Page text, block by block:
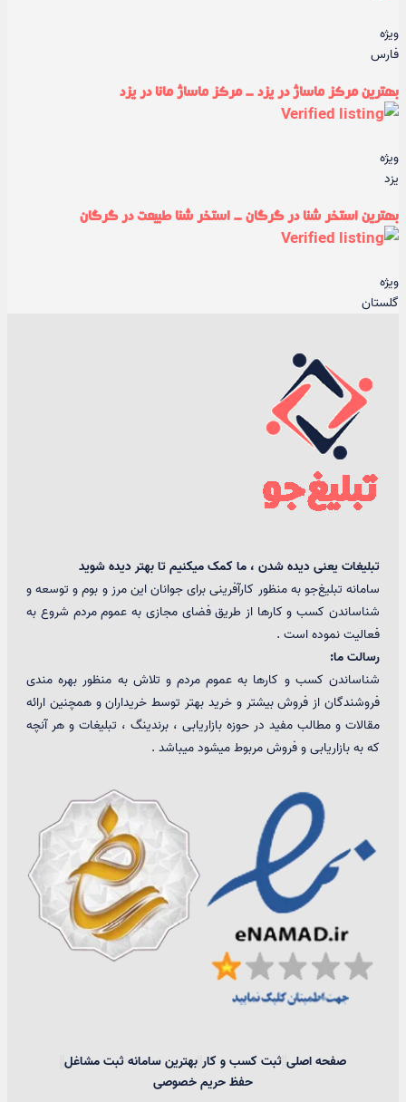
ویژه
فارس
بهترین مرکز ماساژ در یزد - مرکز ماساژ مانا در یزد
ویژه
یزد
بهترین استخر شنا در گرگان - استخر شنا طبیعت در گرگان
ویژه
گلستان
تبلیغات یعنی دیده شدن ، ما کمک میکنیم تا بهتر دیده شوید
سامانه تبلیغ‌جو به منظور کارآفرینی برای جوانان این مرز و بوم و توسعه و
شناساندن کسب و کارها از طریق فضای مجازی به عموم مردم شروع به
فعالیت نموده است .
رسالت ما:
شناساندن کسب و کارها به عموم مردم و تلاش به منظور بهره مندی
فروشندگان از فروش بیشتر و خرید بهتر توسط خریداران و همچنین ارائه
مقالات و مطالب مفید در حوزه بازاریابی ، برندینگ ، تبلیغات و هر آنچه
که به بازاریابی و فروش مربوط میشود میباشد .
صفحه اصلی ثبت کسب و کار بهترین سامانه ثبت مشاغل
حفظ حریم خصوصی